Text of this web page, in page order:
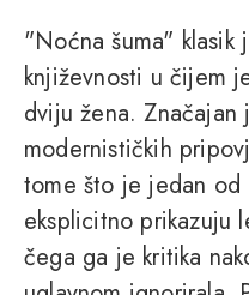
"Noćna šuma" klasik
književnosti u čijem
dviju žena.
modernističkih
tome što je jedan od
eksplicitno prikazuju
čega ga je kritika